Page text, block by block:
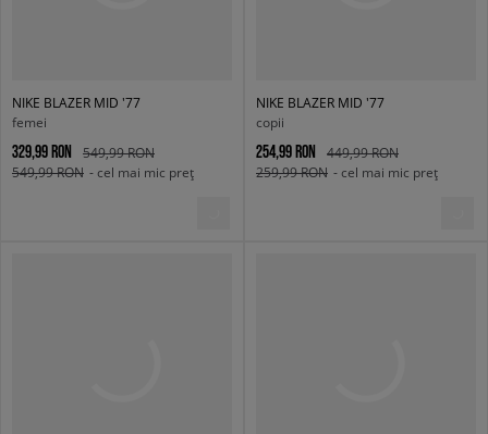
NIKE BLAZER MID '77
femei
329,99 RON
549,99 RON
549,99 RON - cel mai mic preț
NIKE BLAZER MID '77
copii
254,99 RON
449,99 RON
259,99 RON - cel mai mic preț